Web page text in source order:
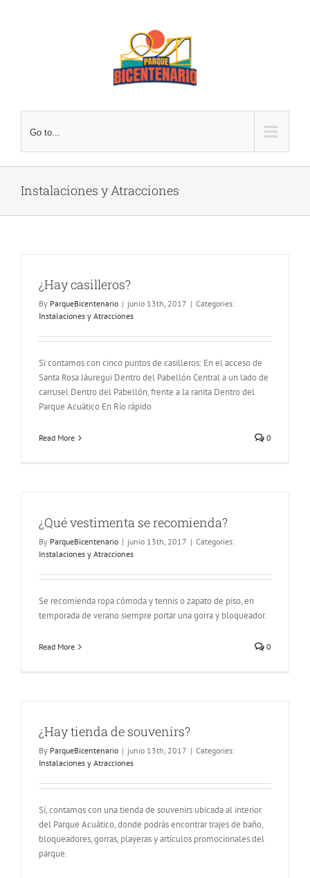
Go to...
Instalaciones y Atracciones
¿Hay casilleros?
By ParqueBicentenario | junio 13th, 2017 | Categories:
Instalaciones y Atracciones
Si contamos con cinco puntos de casilleros: En el acceso de
Santa Rosa Jáuregui Dentro del Pabellón Central a un lado de
carrusel Dentro del Pabellón, frente a la ranita Dentro del
Parque Acuático En Río rápido
Read More 0
¿Qué vestimenta se recomienda?
By ParqueBicentenario | junio 13th, 2017 | Categories:
Instalaciones y Atracciones
Se recomienda ropa cómoda y tennis o zapato de piso, en
temporada de verano siempre portar una gorra y bloqueador.
Read More 0
¿Hay tienda de souvenirs?
By ParqueBicentenario | junio 13th, 2017 | Categories:
Instalaciones y Atracciones
Sí, contamos con una tienda de souvenirs ubicada al interior
del Parque Acuático, donde podrás encontrar trajes de baño,
bloqueadores, gorras, playeras y artículos promocionales del
parque.